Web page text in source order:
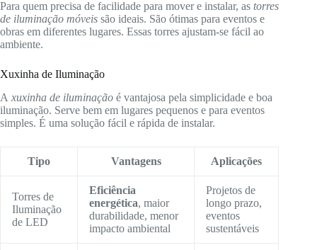
Para quem precisa de facilidade para mover e instalar, as torres
de iluminação móveis são ideais. São ótimas para eventos e
obras em diferentes lugares. Essas torres ajustam-se fácil ao
ambiente.
Xuxinha de Iluminação
A xuxinha de iluminação é vantajosa pela simplicidade e boa
iluminação. Serve bem em lugares pequenos e para eventos
simples. É uma solução fácil e rápida de instalar.
Tipo Vantagens Aplicações
Torres de
Iluminação
de LED
Eficiência
energética, maior
durabilidade, menor
impacto ambiental
Projetos de
longo prazo,
eventos
sustentáveis